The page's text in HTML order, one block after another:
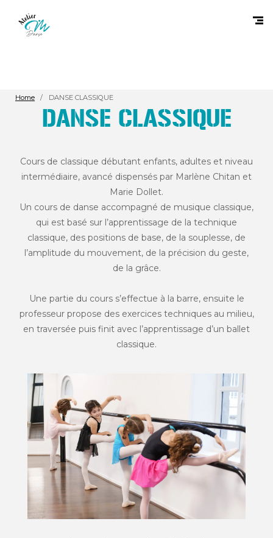
Home DANSE CLASSIQUE
DANSE CLASSIQUE
Cours de classique débutant enfants, adultes et niveau
intermédiaire, avancé dispensés par Marlène Chitan et
Marie Dollet.
Un cours de danse accompagné de musique classique,
qui est basé sur l’apprentissage de la technique
classique, des positions de base, de la souplesse, de
l’amplitude du mouvement, de la précision du geste,
de la grâce.
Une partie du cours s’effectue à la barre, ensuite le
professeur propose des exercices techniques au milieu,
en traversée puis finit avec l’apprentissage d’un ballet
classique.